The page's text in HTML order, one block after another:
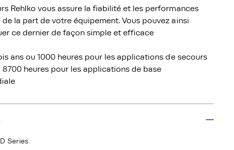
Rehlko vous assure la fiabilité et les performances
la part de votre équipement. Vous pouvez ainsi
ce dernier de façon simple et efficace
ans ou 1000 heures pour les applications de secours
heures pour les applications de base
Series